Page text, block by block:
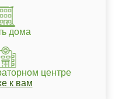
дома
центре
к вам